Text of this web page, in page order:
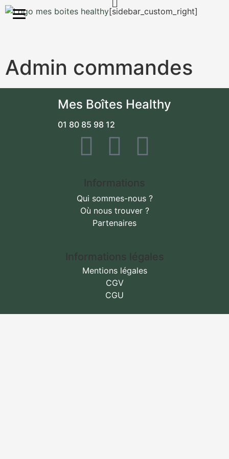
[sidebar_custom_right]
S'inscrire
Admin commandes
Mes Boîtes Healthy
01 80 85 98 12
Informations
Qui sommes-nous ?
Où nous trouver ?
Partenaires
Informations légales
Mentions légales
CGV
CGU